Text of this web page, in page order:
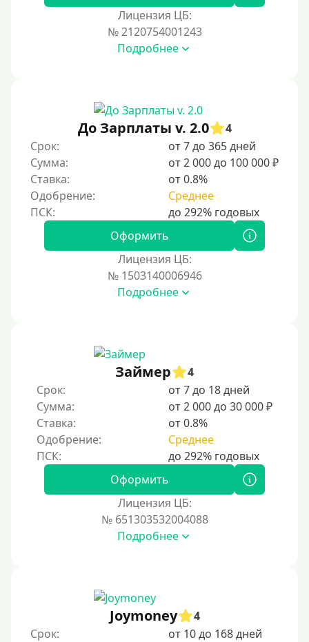
Лицензия ЦБ:
№ 2120754001243
Подробнее
До Зарплаты v. 2.0
4
Срок:
от 7 до 365 дней
Сумма:
от 2 000 до 100 000 ₽
Ставка:
от 0.8%
Одобрение:
Среднее
Оформить
Лицензия ЦБ:
№ 1503140006946
Подробнее
Займер
4
Срок:
от 7 до 18 дней
Сумма:
от 2 000 до 30 000 ₽
Ставка:
от 0.8%
Одобрение:
Среднее
Оформить
Лицензия ЦБ:
№ 651303532004088
Подробнее
Joymoney
4
Срок:
от 10 до 168 дней